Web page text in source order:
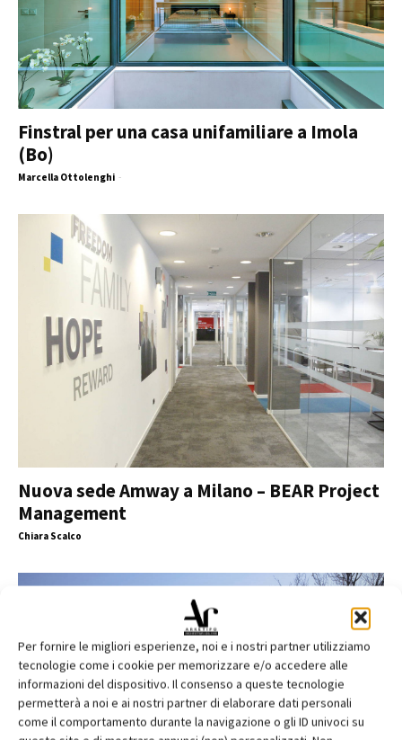
Per fornire le migliori esperienze, noi e i nostri partner utilizziamo
tecnologie come i cookie per memorizzare e/o accedere alle
informazioni del dispositivo. Il consenso a queste tecnologie
permetterà a noi e ai nostri partner di elaborare dati personali
come il comportamento durante la navigazione o gli ID univoci su
Finstral per una casa unifamiliare a Imola
(Bo)
Marcella Ottolenghi -
Nuova sede Amway a Milano – BEAR Project
Management
Chiara Scalco